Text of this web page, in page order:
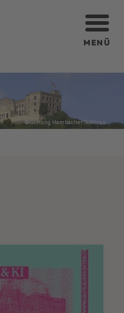
© Stiftung Hambacher Schloss
MENÜ